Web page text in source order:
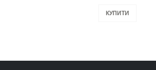
КУПИТИ